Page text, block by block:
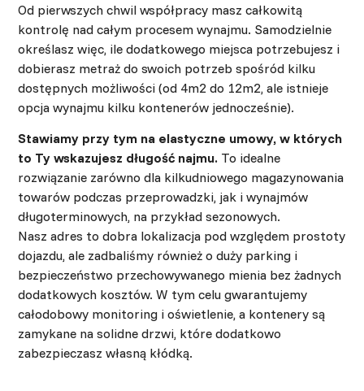
Od pierwszych chwil współpracy masz całkowitą
kontrolę nad całym procesem wynajmu. Samodzielnie
określasz więc, ile dodatkowego miejsca potrzebujesz i
dobierasz metraż do swoich potrzeb spośród kilku
dostępnych możliwości (od 4m2 do 12m2, ale istnieje
opcja wynajmu kilku kontenerów jednocześnie).
Stawiamy przy tym na elastyczne umowy, w których
to Ty wskazujesz długość najmu. To idealne
rozwiązanie zarówno dla kilkudniowego magazynowania
towarów podczas przeprowadzki, jak i wynajmów
długoterminowych, na przykład sezonowych.
Nasz adres to dobra lokalizacja pod względem prostoty
dojazdu, ale zadbaliśmy również o duży parking i
bezpieczeństwo przechowywanego mienia bez żadnych
dodatkowych kosztów. W tym celu gwarantujemy
całodobowy monitoring i oświetlenie, a kontenery są
zamykane na solidne drzwi, które dodatkowo
zabezpieczasz własną kłódką.